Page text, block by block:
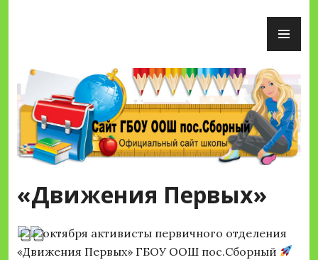
Сайт ГБОУ ООШ пос.Сборный
«Движения Первых»
октября активисты первичного отделения
«Движения Первых» ГБОУ ООШ пос.Сборный